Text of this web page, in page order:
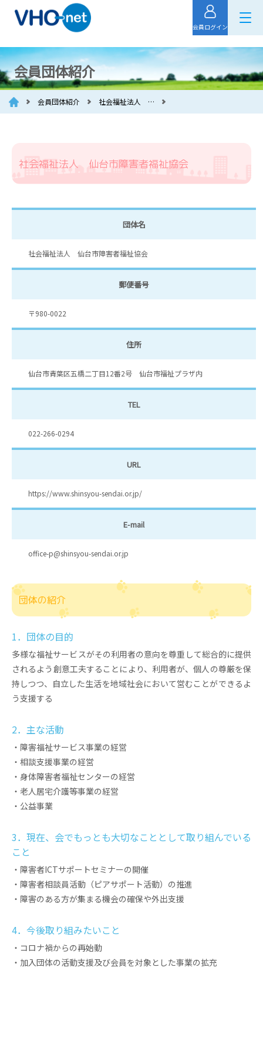
会員ログイン
会員団体紹介
会員団体紹介 社会福祉法人 …
社会福祉法人 仙台市障害者福祉協会
団体名
社会福祉法人 仙台市障害者福祉協会
郵便番号
〒980-0022
住所
仙台市青葉区五橋二丁目12番2号 仙台市福祉プラザ内
TEL
022-266-0294
URL
https://www.shinsyou-sendai.or.jp/
E-mail
office-p@shinsyou-sendai.or.jp
団体の紹介
1．団体の目的
多様な福祉サービスがその利用者の意向を尊重して総合的に提供
されるよう創意工夫することにより、利用者が、個人の尊厳を保
持しつつ、自立した生活を地域社会において営むことができるよ
う支援する
2．主な活動
・障害福祉サービス事業の経営
・相談支援事業の経営
・身体障害者福祉センターの経営
・老人居宅介護等事業の経営
・公益事業
3．現在、会でもっとも大切なこととして取り組んでいる
こと
・障害者ICTサポートセミナーの開催
・障害者相談員活動（ピアサポート活動）の推進
・障害のある方が集まる機会の確保や外出支援
4．今後取り組みたいこと
・コロナ禍からの再始動
・加入団体の活動支援及び会員を対象とした事業の拡充